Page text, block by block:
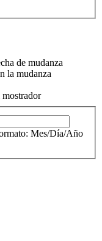
de mudanza
la mudanza
Mes/Día/Año